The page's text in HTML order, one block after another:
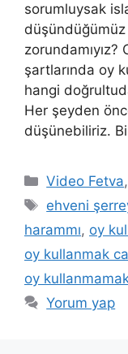
sorumluysak
şartlarında oy
hangi
Her şeyden
düşünebiliriz.
Kategoriler
Video Fetva
Etiketler
ehveni
harammı, oy
oy kullanmak
oy
Yorum yap